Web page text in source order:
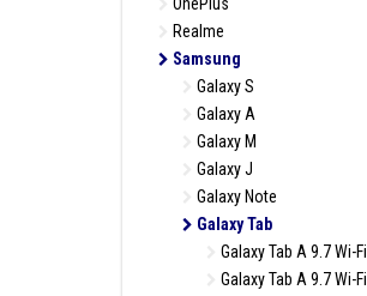
Realme
Samsung
Galaxy S
Galaxy A
Galaxy M
Galaxy J
Galaxy Note
Galaxy Tab
Galaxy Tab A 9.7 Wi-Fi
Galaxy Tab A 9.7 Wi-Fi